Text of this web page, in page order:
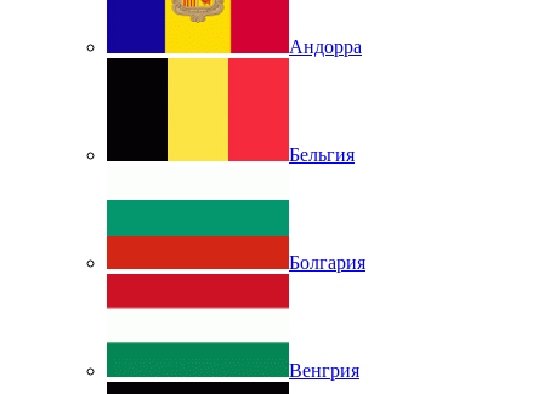
Андорра
Бельгия
Болгария
Венгрия